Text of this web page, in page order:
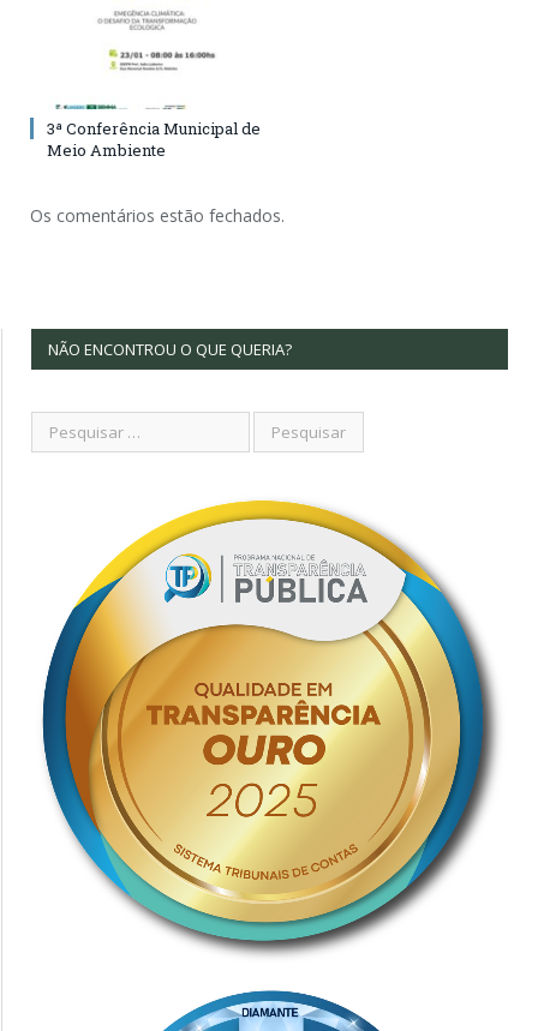
3ª Conferência Municipal de
Meio Ambiente
Os comentários estão fechados.
NÃO ENCONTROU O QUE QUERIA?